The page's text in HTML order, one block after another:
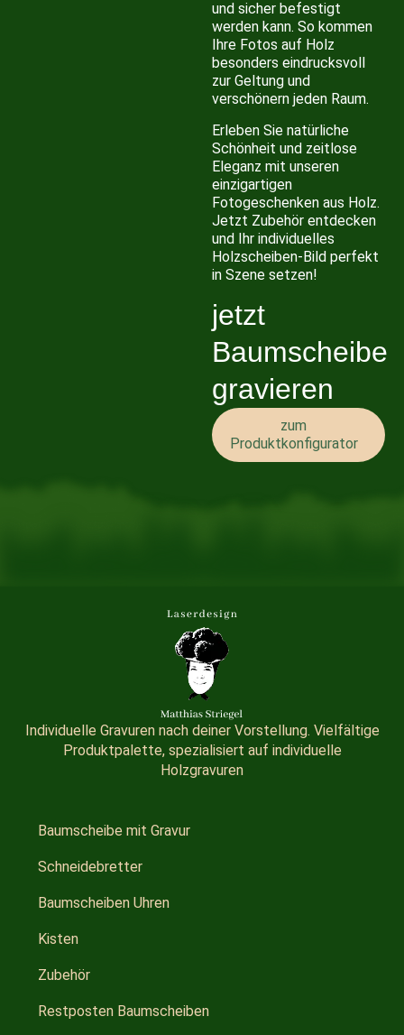
und sicher befestigt
werden kann. So kommen
Ihre Fotos auf Holz
besonders eindrucksvoll
zur Geltung und
verschönern jeden Raum.
Erleben Sie natürliche
Schönheit und zeitlose
Eleganz mit unseren
einzigartigen
Fotogeschenken aus Holz.
Jetzt Zubehör entdecken
und Ihr individuelles
Holzscheiben-Bild perfekt
in Szene setzen!
jetzt
Baumscheibe
gravieren
zum
Produktkonfigurator
Individuelle Gravuren nach deiner Vorstellung. Vielfältige
Produktpalette, spezialisiert auf individuelle
Holzgravuren
Baumscheibe mit Gravur
Schneidebretter
Baumscheiben Uhren
Kisten
Zubehör
Restposten Baumscheiben